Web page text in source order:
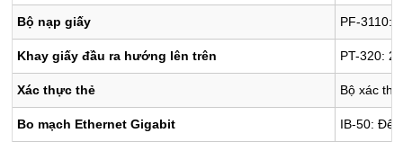
Bộ nạp giấy PF-3110:
Khay giấy đầu ra hướng lên trên PT-320:
Xác thực thẻ Bộ xác
Bo mạch Ethernet Gigabit IB-50: Để